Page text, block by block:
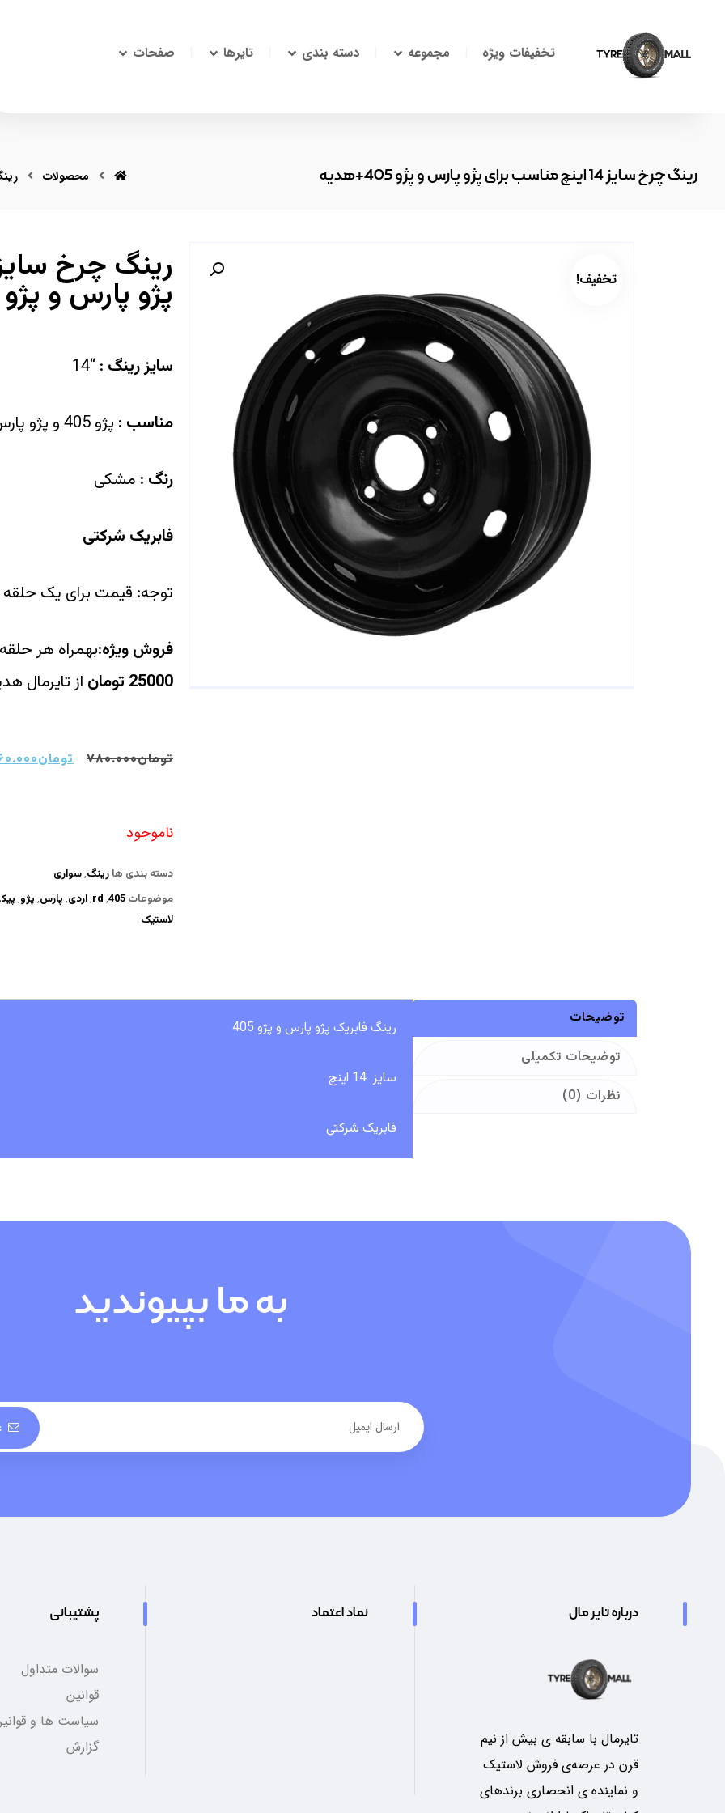
تخفیفات ویژه مجموعه دسته بندی تایرها صفحات
رینگ چرخ سایز 14 اینچ مناسب برای پژو پارس و پژو 405+هدیه محصولات
تخفیف! پژو پارس و پژو
سایز رینگ : “14
مناسب : پژو 405 و پژو پارس
رنگ : مشکی
فابریک شرکتی
توجه: قیمت برای یک
فروش ویژه:بهمراه هر
25000 تومان
از تایرمال
تومان۷۸۰.۰۰۰ تومان
ناموجود
دسته بندی ها رینگ,سواری
موضوعات 405
,
rd
,اردی, پارس, پژو,
لاستیک
توضیحات
توضیحات تکمیلی
نظرات (0)
رینگ فابریک پژو پارس و پژو 405
سایز 14 اینچ
فابریک شرکتی
به ما بپیوندید
درباره تایر مال
تایرمال با سابقه ی بیش از نیم
قرن در عرصه‌ی فروش لاستیک
و نماینده ی انحصاری برندهای
نماد اعتماد پشتیبانی
سوالات متداول
قوانین
سیاست ها و
گزارش